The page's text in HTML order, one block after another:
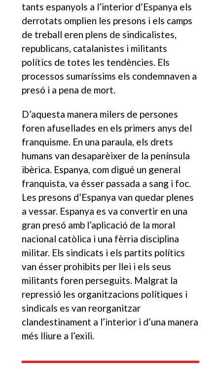
tants espanyols a l’interior d’Espanya els
derrotats omplien les presons i els camps
de treball eren plens de sindicalistes,
republicans, catalanistes i militants
polítics de totes les tendències. Els
processos sumaríssims els condemnaven a
presó i a pena de mort.
D’aquesta manera milers de persones
foren afusellades en els primers anys del
franquisme. En una paraula, els drets
humans van desaparèixer de la península
ibèrica. Espanya, com digué un general
franquista, va ésser passada a sang i foc.
Les presons d’Espanya van quedar plenes
a vessar. Espanya es va convertir en una
gran presó amb l’aplicació de la moral
nacional catòlica i una fèrria disciplina
militar. Els sindicats i els partits polítics
van ésser prohibits per llei i els seus
militants foren perseguits. Malgrat la
repressió les organitzacions polítiques i
sindicals es van reorganitzar
clandestinament a l’interior i d’una manera
més lliure a l’exili.